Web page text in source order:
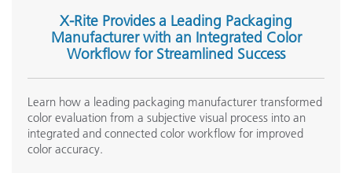
X-Rite Provides a Leading Packaging
Manufacturer with an Integrated Color
Workflow for Streamlined Success
Learn how a leading packaging manufacturer transformed
color evaluation from a subjective visual process into an
integrated and connected color workflow for improved
color accuracy.